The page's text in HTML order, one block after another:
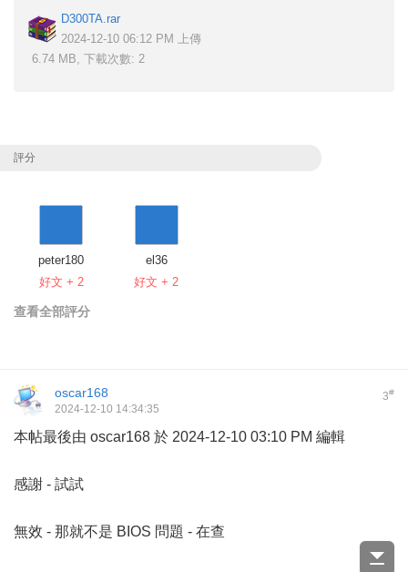
D300TA.rar
2024-12-10 06:12 PM 上傳
6.74 MB, 下載次數: 2
評分
peter180
好文 + 2
el36
好文 + 2
查看全部評分
3#
oscar168
2024-12-10 14:34:35
本帖最後由 oscar168 於 2024-12-10 03:10 PM 編輯
感謝 - 試試
無效 - 那就不是 BIOS 問題 - 在查